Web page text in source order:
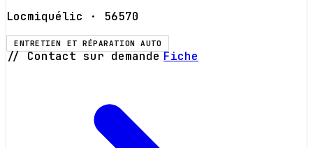
Locmiquélic · 56570
ENTRETIEN ET RÉPARATION AUTO
// Contact sur demande Fiche